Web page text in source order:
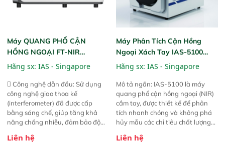
Máy QUANG PHỔ CẬN
HỒNG NGOẠI FT-NIR
Analyzer Vista-R
Hãng sx: IAS - Singapore
 Công nghệ dẫn đầu: Sử dụng
công nghệ giao thoa kế
(interferometer) đã được cấp
bằng sáng chế, giúp tăng khả
năng chống nhiễu, đảm bảo độ
Phạm vi ứng dụng rộng: Đáp ứng
Liên hệ
Máy Phân Tích Cận Hồng
Ngoại Xách Tay IAS-5100
(Portable NIR Analyzer)
Hãng sx: IAS - Singapore
Mô tả ngắn: IAS-5100 là máy
quang phổ cận hồng ngoại (NIR)
cầm tay, được thiết kế để phân
tích nhanh chóng và không phá
hủy mẫu các chỉ tiêu chất lượng
Thiết bị linh hoạt cho nhiều kịch
Liên hệ